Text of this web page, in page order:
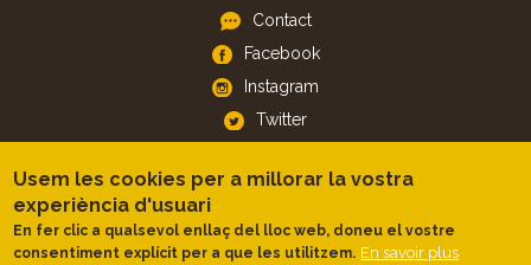
Contact
Facebook
Instagram
Twitter
APP
iOS
Android
Usem les cookies per a millorar la vostra
experiència d'usuari
En fer clic a qualsevol enllaç del lloc web, doneu el vostre
consentiment explícit per a que les utilitzem. En savoir plus